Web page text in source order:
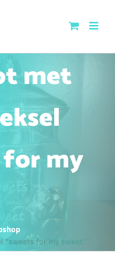
met
my
“sweets for my sweet”